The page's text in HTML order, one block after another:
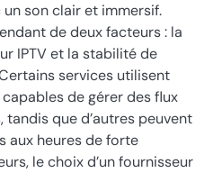
son clair et immersif.
de deux facteurs : la
IPTV et la stabilité de
services utilisent
de gérer des flux
que d’autres peuvent
aux heures de forte
le choix d’un fournisseur